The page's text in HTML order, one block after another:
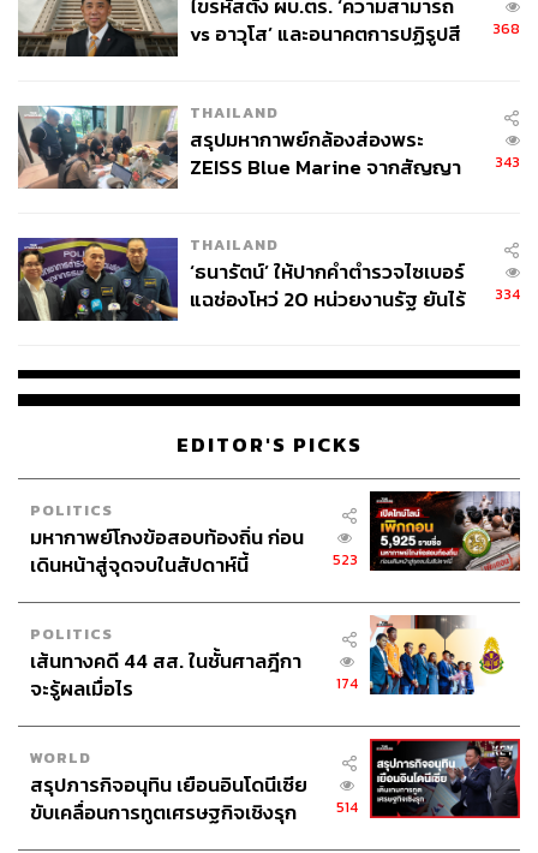
ไขรหัสตั้ง ผบ.ตร. ‘ความสามารถ
vs อาวุโส’ และอนาคตการปฏิรูปสี
368
THAILAND
สรุปมหากาพย์กล้องส่องพระ
ZEISS Blue Marine จากสัญญา
จ่ายหนี้-แอบระบุแบรนด์
343
THAILAND
‘ธนารัตน์’ ให้ปากคำตำรวจไซเบอร์
แฉช่องโหว่ 20 หน่วยงานรัฐ ยันไร้
334
EDITOR'S PICKS
POLITICS
มหากาพย์โกงข้อสอบท้องถิ่น ก่อน
เดินหน้าสู่จุดจบในสัปดาห์นี้
523
POLITICS
เส้นทางคดี 44 สส. ในชั้นศาลฎีกา
จะรู้ผลเมื่อไร
174
WORLD
สรุปภารกิจอนุทิน เยือนอินโดนีเซีย
ขับเคลื่อนการทูตเศรษฐกิจเชิงรุก
514